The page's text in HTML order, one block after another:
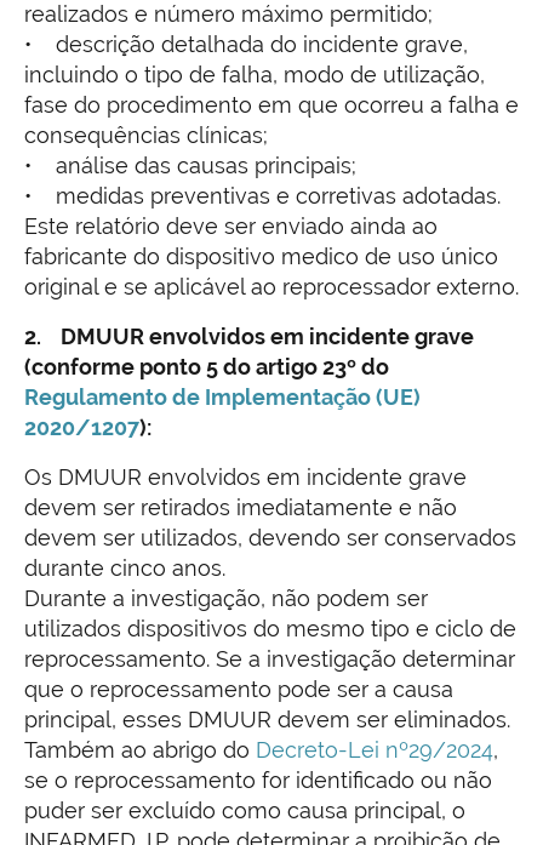
realizados e número máximo permitido;
• descrição detalhada do incidente grave,
incluindo o tipo de falha, modo de utilização,
fase do procedimento em que ocorreu a falha e
consequências clínicas;
• análise das causas principais;
• medidas preventivas e corretivas adotadas.
Este relatório deve ser enviado ainda ao
fabricante do dispositivo medico de uso único
original e se aplicável ao reprocessador externo.
2. DMUUR envolvidos em incidente grave
(conforme ponto 5 do artigo 23º do
Regulamento de Implementação (UE)
2020/1207):
Os DMUUR envolvidos em incidente grave
devem ser retirados imediatamente e não
devem ser utilizados, devendo ser conservados
durante cinco anos.
Durante a investigação, não podem ser
utilizados dispositivos do mesmo tipo e ciclo de
reprocessamento. Se a investigação determinar
que o reprocessamento pode ser a causa
principal, esses DMUUR devem ser eliminados.
Também ao abrigo do Decreto-Lei nº29/2024,
se o reprocessamento for identificado ou não
puder ser excluído como causa principal, o